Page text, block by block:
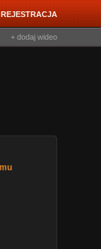
REJESTRACJA
+ dodaj wideo